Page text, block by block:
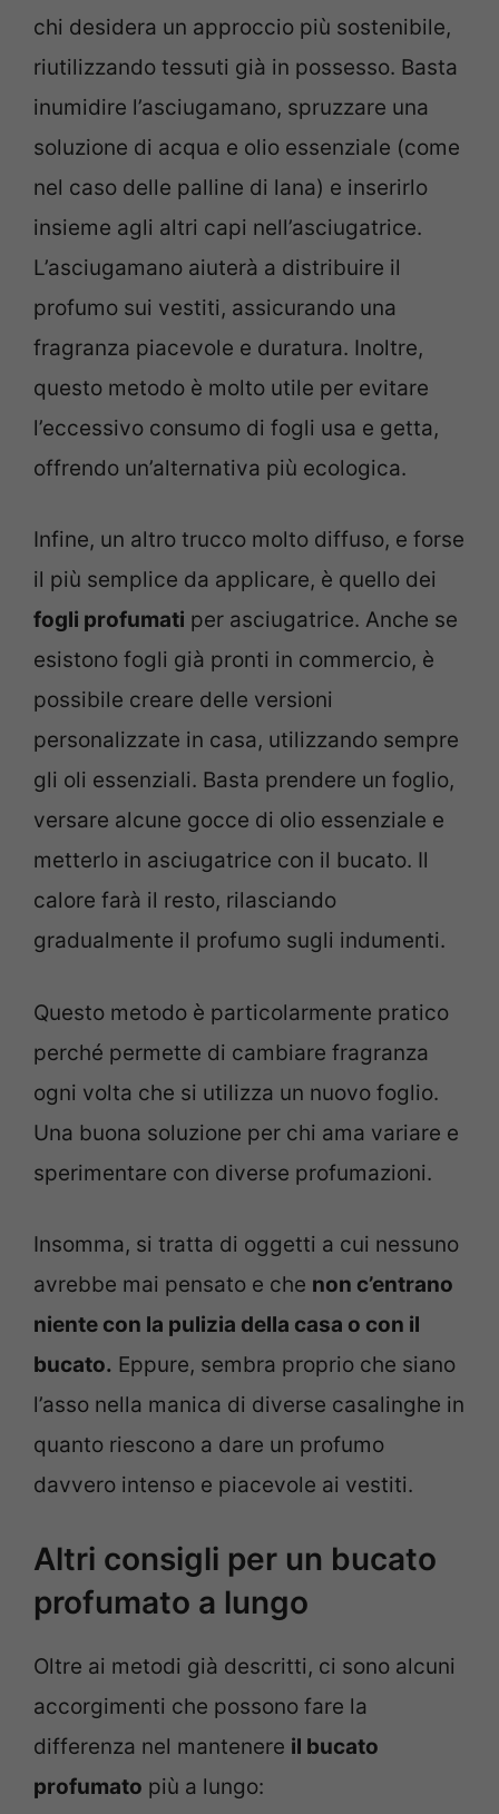
chi desidera un approccio più sostenibile,
riutilizzando tessuti già in possesso. Basta
inumidire l’asciugamano, spruzzare una
soluzione di acqua e olio essenziale (come
nel caso delle palline di lana) e inserirlo
insieme agli altri capi nell’asciugatrice.
L’asciugamano aiuterà a distribuire il
profumo sui vestiti, assicurando una
fragranza piacevole e duratura. Inoltre,
questo metodo è molto utile per evitare
l’eccessivo consumo di fogli usa e getta,
offrendo un’alternativa più ecologica.
Infine, un altro trucco molto diffuso, e forse
il più semplice da applicare, è quello dei
fogli profumati per asciugatrice. Anche se
esistono fogli già pronti in commercio, è
possibile creare delle versioni
personalizzate in casa, utilizzando sempre
gli oli essenziali. Basta prendere un foglio,
versare alcune gocce di olio essenziale e
metterlo in asciugatrice con il bucato. Il
calore farà il resto, rilasciando
gradualmente il profumo sugli indumenti.
Questo metodo è particolarmente pratico
perché permette di cambiare fragranza
ogni volta che si utilizza un nuovo foglio.
Una buona soluzione per chi ama variare e
sperimentare con diverse profumazioni.
Insomma, si tratta di oggetti a cui nessuno
avrebbe mai pensato e che non c’entrano
niente con la pulizia della casa o con il
bucato. Eppure, sembra proprio che siano
l’asso nella manica di diverse casalinghe in
quanto riescono a dare un profumo
davvero intenso e piacevole ai vestiti.
Altri consigli per un bucato
profumato a lungo
Oltre ai metodi già descritti, ci sono alcuni
accorgimenti che possono fare la
differenza nel mantenere il bucato
profumato più a lungo: